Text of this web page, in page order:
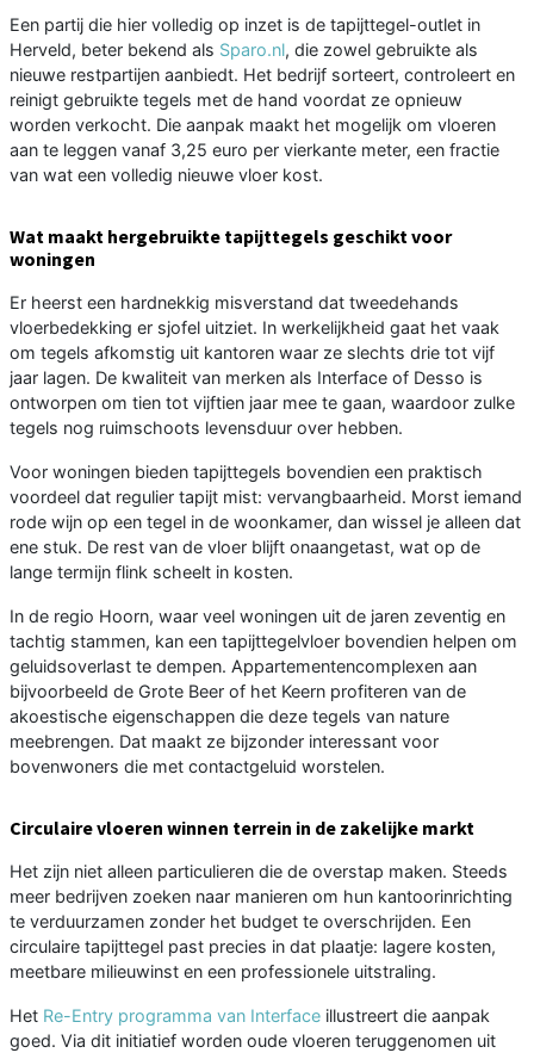
Een partij die hier volledig op inzet is de tapijttegel-outlet in
Herveld, beter bekend als Sparo.nl, die zowel gebruikte als
nieuwe restpartijen aanbiedt. Het bedrijf sorteert, controleert en
reinigt gebruikte tegels met de hand voordat ze opnieuw
worden verkocht. Die aanpak maakt het mogelijk om vloeren
aan te leggen vanaf 3,25 euro per vierkante meter, een fractie
van wat een volledig nieuwe vloer kost.
Wat maakt hergebruikte tapijttegels geschikt voor
woningen
Er heerst een hardnekkig misverstand dat tweedehands
vloerbedekking er sjofel uitziet. In werkelijkheid gaat het vaak
om tegels afkomstig uit kantoren waar ze slechts drie tot vijf
jaar lagen. De kwaliteit van merken als Interface of Desso is
ontworpen om tien tot vijftien jaar mee te gaan, waardoor zulke
tegels nog ruimschoots levensduur over hebben.
Voor woningen bieden tapijttegels bovendien een praktisch
voordeel dat regulier tapijt mist: vervangbaarheid. Morst iemand
rode wijn op een tegel in de woonkamer, dan wissel je alleen dat
ene stuk. De rest van de vloer blijft onaangetast, wat op de
lange termijn flink scheelt in kosten.
In de regio Hoorn, waar veel woningen uit de jaren zeventig en
tachtig stammen, kan een tapijttegelvloer bovendien helpen om
geluidsoverlast te dempen. Appartementencomplexen aan
bijvoorbeeld de Grote Beer of het Keern profiteren van de
akoestische eigenschappen die deze tegels van nature
meebrengen. Dat maakt ze bijzonder interessant voor
bovenwoners die met contactgeluid worstelen.
Circulaire vloeren winnen terrein in de zakelijke markt
Het zijn niet alleen particulieren die de overstap maken. Steeds
meer bedrijven zoeken naar manieren om hun kantoorinrichting
te verduurzamen zonder het budget te overschrijden. Een
circulaire tapijttegel past precies in dat plaatje: lagere kosten,
meetbare milieuwinst en een professionele uitstraling.
Het Re-Entry programma van Interface illustreert die aanpak
goed. Via dit initiatief worden oude vloeren teruggenomen uit